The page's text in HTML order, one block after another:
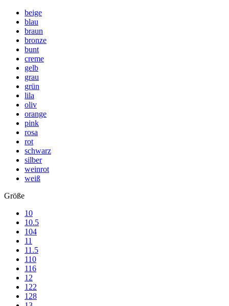
beige
blau
braun
bronze
bunt
creme
gelb
grau
grün
lila
oliv
orange
pink
rosa
rot
schwarz
silber
weinrot
weiß
Größe
10
10.5
104
11
11.5
110
116
12
122
128